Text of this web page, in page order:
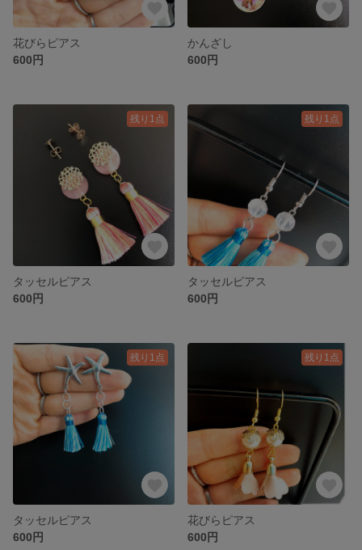
花びらピアス
600円
かんざし
600円
残り1点
タッセルピアス
600円
残り1点
タッセルピアス
600円
残り1点
タッセルピアス
600円
残り1点
花びらピアス
600円